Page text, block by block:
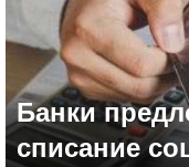
Банки
списание